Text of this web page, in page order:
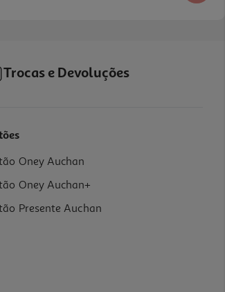
Trocas e Devoluções
Oney Auchan
Oney Auchan+
Presente Auchan